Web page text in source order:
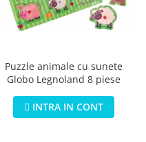
Puzzle animale cu sunete
Globo Legnoland 8 piese
INTRA IN CONT